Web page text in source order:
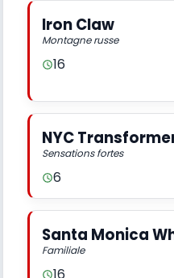
Iron Claw
Montagne russe
16
NYC
Sensations fortes
6
Santa Monica
Familiale